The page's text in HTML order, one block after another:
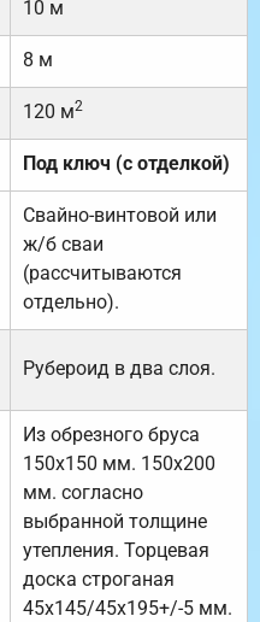
10 м
8 м
120 м2
Под ключ (с отделкой)
Свайно-винтовой или
ж/б сваи
(рассчитываются
отдельно).
Рубероид в два слоя.
Из обрезного бруса
150х150 мм. 150х200
мм. согласно
выбранной толщине
утепления. Торцевая
доска строганая
45х145/45х195+/-5 мм.